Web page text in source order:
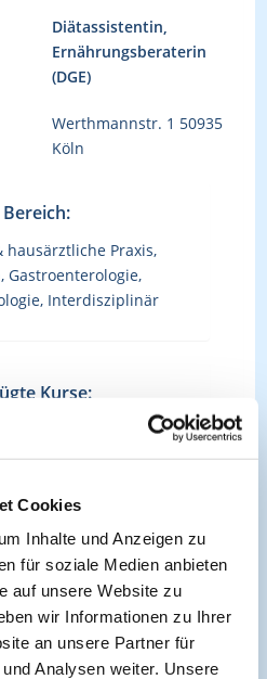
Cookies
Inhalte und Anzeigen zu
für soziale Medien anbieten
auf unsere Website zu
wir Informationen zu Ihrer
an unsere Partner für
Analysen weiter. Unsere
Diätassistentin,
Ernährungsberaterin
(DGE)
Werthmannstr. 1 50935
Köln
Praxis,
Gastroenterologie,
Interdisziplinär
Kurse:
Ernährungstherapie bei
praktische
bei
praktische